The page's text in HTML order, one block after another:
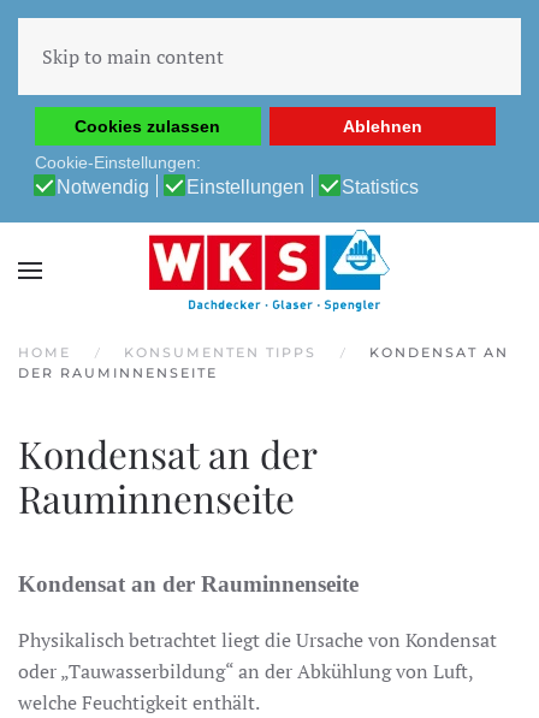
Erfahrung auf unserer Website zu ermöglichen.
Cookie-Richtlinie
Datenschutz-Bestimmungen
Cookies zulassen
Ablehnen
Cookie-Einstellungen:
Notwendig Einstellungen Statistics
Skip to main content
HOME KONSUMENTEN TIPPS
KONDENSAT AN
DER RAUMINNENSEITE
Kondensat an der
Rauminnenseite
Kondensat an der Rauminnenseite
Physikalisch betrachtet liegt die Ursache von Kondensat
oder „Tauwasserbildung“ an der Abkühlung von Luft,
welche Feuchtigkeit enthält.